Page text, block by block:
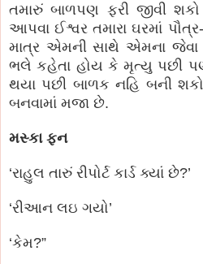
તમારું બાળપણ ફરી જીવી
આપવા ઈશ્વર તમારા ઘરમાં
માત્ર એમની સાથે એમના જેવા
ભલે કહેતા હોય કે મૃત્યુ પછી
થયા પછી બાળક નહિ બની
બનવામાં મજા છે.
મસ્કા ફન
‘રાહુલ તારું રીપોર્ટ કાર્ડ ક્યાં છે?’
‘રીઆન લઇ ગયો’
‘કેમ?”